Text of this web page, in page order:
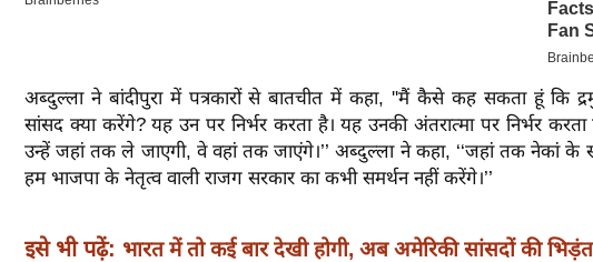
अब्दुल्ला ने बांदीपुरा में पत्रकारों से बातचीत में कहा, ''मैं कैसे कह सकता हूं कि
सांसद क्या करेंगे? यह उन पर निर्भर करता है। यह उनकी अंतरात्मा पर निर्भर करता
उन्हें जहां तक ले जाएगी, वे वहां तक जाएंगे।’’ अब्दुल्ला ने कहा, ‘‘जहां तक नेकां के
हम भाजपा के नेतृत्व वाली राजग सरकार का कभी समर्थन नहीं करेंगे।’’
इसे भी पढ़ें: भारत में तो कई बार देखी होगी, अब अमेरिकी सांसदों की